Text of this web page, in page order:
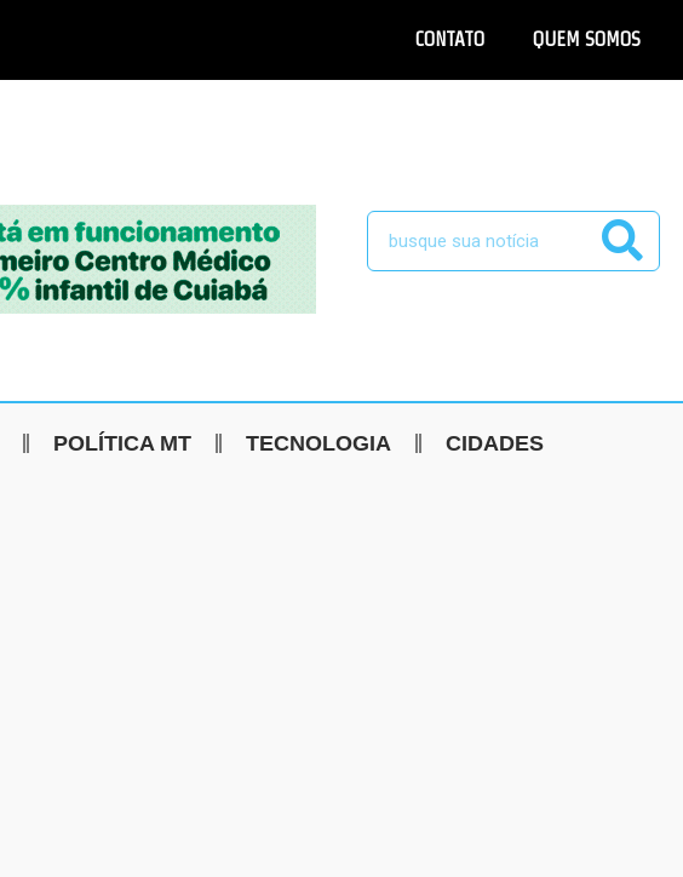
CONTATO QUEM SOMOS
POLÍTICA MT TECNOLOGIA CIDADES